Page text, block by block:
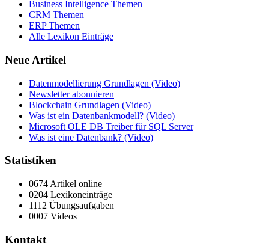
Business Intelligence Themen
CRM Themen
ERP Themen
Alle Lexikon Einträge
Neue Artikel
Datenmodellierung Grundlagen (Video)
Newsletter abonnieren
Blockchain Grundlagen (Video)
Was ist ein Datenbankmodell? (Video)
Microsoft OLE DB Treiber für SQL Server
Was ist eine Datenbank? (Video)
Statistiken
0674 Artikel online
0204 Lexikoneinträge
1112 Übungsaufgaben
0007 Videos
Kontakt